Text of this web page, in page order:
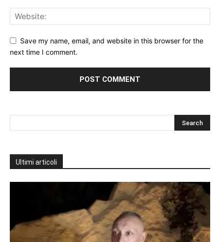
Save my name, email, and website in this browser for the
next time I comment.
Ultimi articoli